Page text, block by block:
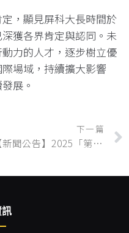
，顯見屏科大長時間於
獲各界肯定與認同。未
力的人才，逐步樹立優
場域，持續擴大影響
展。
下一篇
【新聞公告】2025「第13屆亞洲猛禽研究保育聯盟暨第7屆台灣猛禽研討會」本所鳥類生態研究室同學連獲佳績，與有榮焉
訊